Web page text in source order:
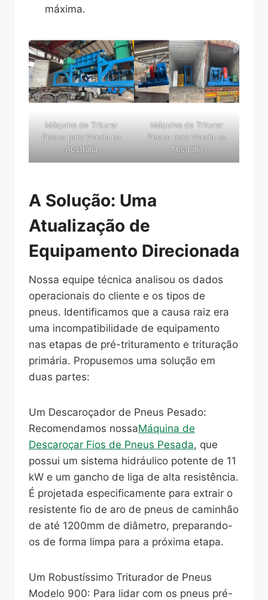
máxima.
Máquina de Triturar
Pneus para Venda na
Austrália
Máquina de Triturar
Pneus para Venda na
Austrália
A Solução: Uma
Atualização de
Equipamento Direcionada
Nossa equipe técnica analisou os dados
operacionais do cliente e os tipos de
pneus. Identificamos que a causa raiz era
uma incompatibilidade de equipamento
nas etapas de pré-trituramento e trituração
primária. Propusemos uma solução em
duas partes:
Um Descaroçador de Pneus Pesado:
Recomendamos nossaMáquina de
Descaroçar Fios de Pneus Pesada, que
possui um sistema hidráulico potente de 11
kW e um gancho de liga de alta resistência.
É projetada especificamente para extrair o
resistente fio de aro de pneus de caminhão
de até 1200mm de diâmetro, preparando-
os de forma limpa para a próxima etapa.
Um Robustíssimo Triturador de Pneus
Modelo 900: Para lidar com os pneus pré-